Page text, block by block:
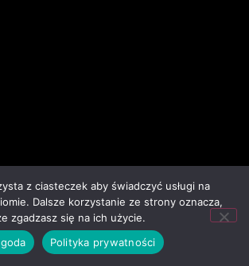
z ciasteczek aby świadczyć usługi na
Dalsze korzystanie ze strony oznacza,
zgadzasz się na ich użycie.
Polityka prywatności